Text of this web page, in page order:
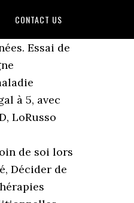
CONTACT US
gène ALK, ROS1 ou NTRK1... TPX-0005-01 (Trident-1) Étude multicentrique, en ouvert, de Phase 1/2, menée pour … Le GÉOQ est un organisme à but non lucratif dont l'objectif principal est de promouvoir la communication et la coopération entre les différents professionnels impliqués dans le diagnostic, l'investigation, la recherche et le traitement des différentes formes de cancer ainsi que certaines conditions hématologiques associées. Filter by: Gynécologie (-) Pédiatrie Tumeurs solides (-) Etude clinique (-) Filter by. Please ask questions or report issues to ctrp_support@mail.nih.gov. Progress. Identification of the Molecular Alterations Associated With Resistance to Endocrine Therapy and Impacting Treatment With mTOR Inhibitor of HR+ Metastatic Breast Cancer in Post-menopausal Women. Sélectionnez le lien ci-dessous et copiez-le. Annual report; Research News; Breadcrumb. Stage IA endometrial cancer, or non-melanomatous skin cancer are allowed. News. R